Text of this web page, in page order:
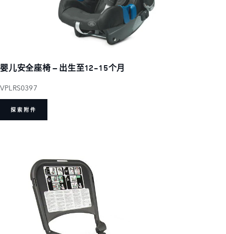
婴儿安全座椅 – 出生至12-15个月
VPLRS0397
探索附件